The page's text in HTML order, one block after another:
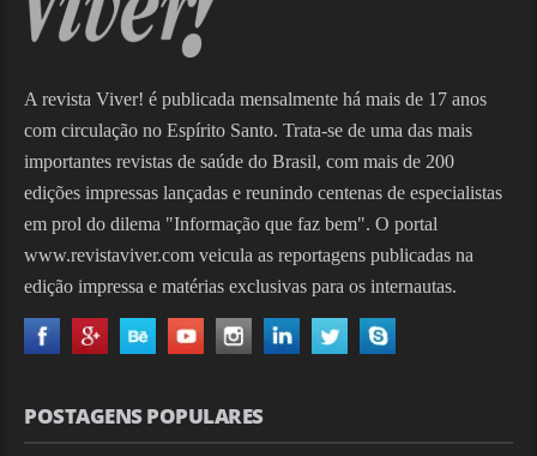
A revista Viver! é publicada mensalmente há mais de 17 anos
com circulação no Espírito Santo. Trata-se de uma das mais
importantes revistas de saúde do Brasil, com mais de 200
edições impressas lançadas e reunindo centenas de especialistas
em prol do dilema "Informação que faz bem". O portal
www.revistaviver.com veicula as reportagens publicadas na
edição impressa e matérias exclusivas para os internautas.
POSTAGENS POPULARES